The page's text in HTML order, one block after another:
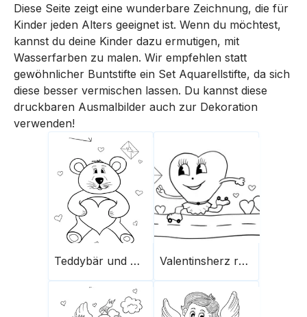
Diese Seite zeigt eine wunderbare Zeichnung, die für
Kinder jeden Alters geeignet ist. Wenn du möchtest,
kannst du deine Kinder dazu ermutigen, mit
Wasserfarben zu malen. Wir empfehlen statt
gewöhnlicher Buntstifte ein Set Aquarellstifte, da sich
diese besser vermischen lassen. Du kannst diese
druckbaren Ausmalbilder auch zur Dekoration
verwenden!
Teddybär und Herz Valentinsherz rollt herunter